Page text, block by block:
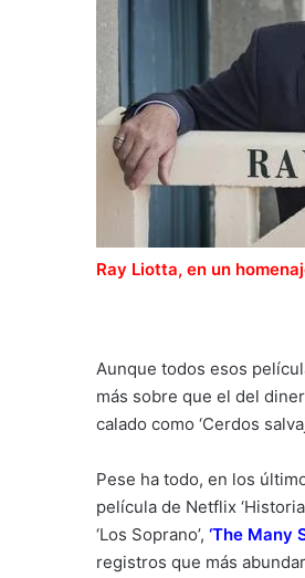
Ray Liotta, en un
Aunque todos esos
más sobre que el del
calado como ‘Cerdos
Pese ha todo, en los
película de Netflix
‘Los Soprano’, ‘The Many
registros que más